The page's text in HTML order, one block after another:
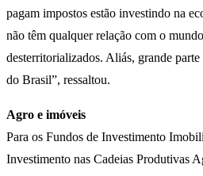
pagam impostos estão investindo na
não têm qualquer relação com o
desterritorializados. Aliás, grande parte
do Brasil”, ressaltou.
Agro e imóveis
Para os Fundos de Investimento
Investimento nas Cadeias Produtivas